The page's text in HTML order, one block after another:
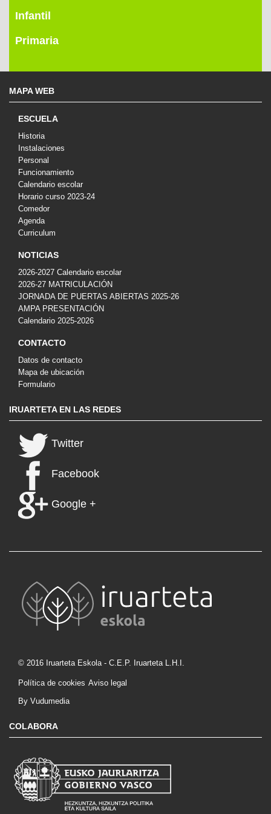
Infantil
Primaria
MAPA WEB
ESCUELA
Historia
Instalaciones
Personal
Funcionamiento
Calendario escolar
Horario curso 2023-24
Comedor
Agenda
Curriculum
NOTICIAS
2026-2027 Calendario escolar
2026-27 MATRICULACIÓN
JORNADA DE PUERTAS ABIERTAS 2025-26
AMPA PRESENTACIÓN
Calendario 2025-2026
CONTACTO
Datos de contacto
Mapa de ubicación
Formulario
IRUARTETA EN LAS REDES
Twitter
Facebook
Google +
© 2016 Iruarteta Eskola - C.E.P. Iruarteta L.H.I.
Política de cookies Aviso legal
By Vudumedia
COLABORA